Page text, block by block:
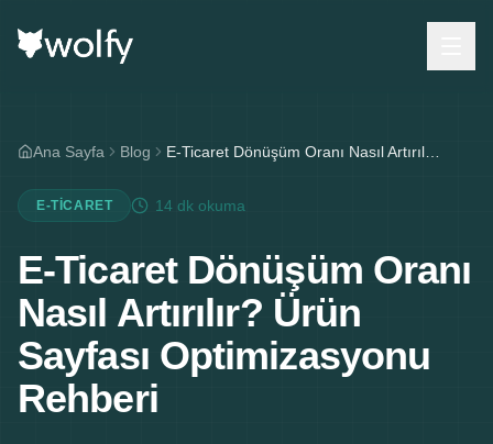
Ana Sayfa Blog
E-TICARET 14 dk okuma
E-Ticaret Dönüşüm Oranı
Nasıl Artırılır? Ürün
Sayfası Optimizasyonu
Rehberi